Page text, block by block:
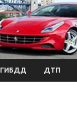
ГИБДД ДТП